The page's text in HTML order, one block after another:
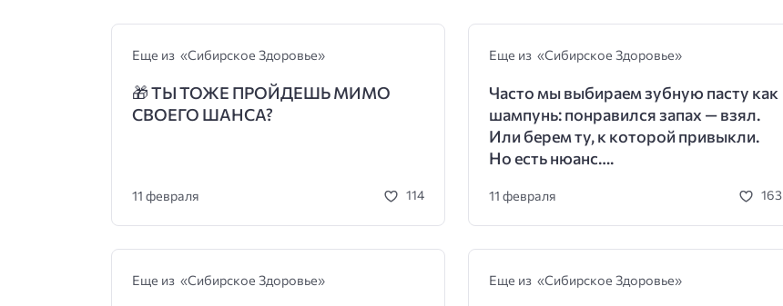
Еще из «Сибирское Здоровье»
🎁ТЫ ТОЖЕ ПРОЙДЕШЬ МИМО
СВОЕГО ШАНСА?
11 февраля 114
Еще из «Сибирское Здоровье»
Часто мы выбираем зубную пасту как
шампунь: понравился запах — взял.
Или берем ту, к которой привыкли.
Но есть нюанс….
11 февраля 163
Еще из «Сибирское Здоровье» Еще из «Сибирское Здоровье»